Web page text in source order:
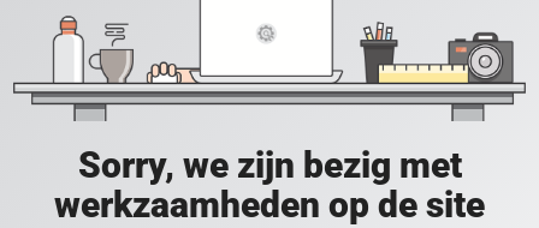
Sorry, we zijn bezig met
werkzaamheden op de site